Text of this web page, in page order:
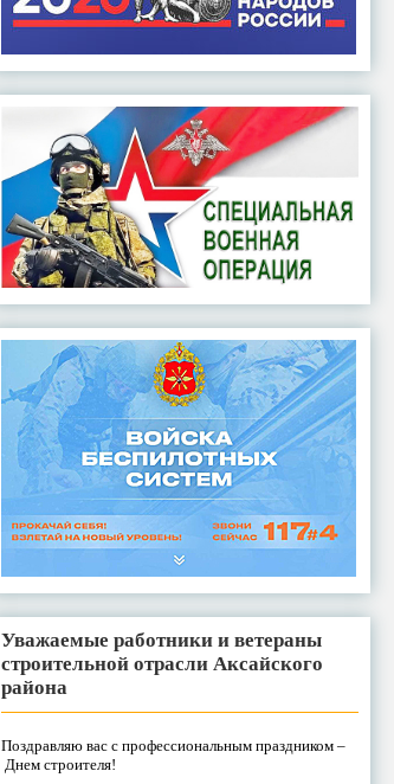
Уважаемые работники и ветераны
строительной отрасли Аксайского
района
Поздравляю вас с профессиональным праздником –
Днем строителя!